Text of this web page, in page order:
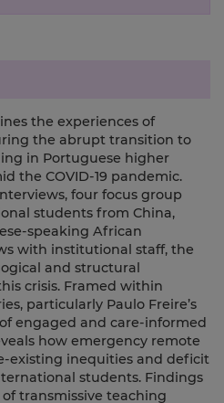
the experiences of
the abrupt transition to
in Portuguese higher
the COVID-19 pandemic.
four focus group
students from China,
speaking African
with institutional staff, the
and structural
crisis. Framed within
particularly Paulo Freire’s
engaged and care-informed
how emergency remote
existing inequities and deficit
students. Findings
transmissive teaching